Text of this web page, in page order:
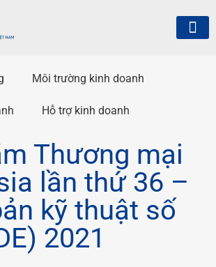
Môi trường kinh doanh
Hỗ trợ kinh doanh
Thương mại
lần thứ 36 –
kỹ thuật số
2021